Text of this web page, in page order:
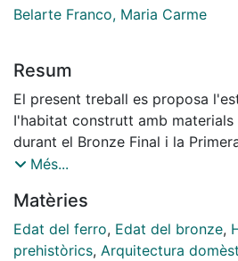
Belarte Franco, Maria Carme
Resum
El present treball es proposa
I'habitat construtt amb materials
durant el Bronze Final i la
centra en l'aninisi dels materials i
casa (planta, dimensions,
definidors d'aquests habitacles
estudiats consisteixen en l'ús
Més...
Matèries
Edat del ferro, Edat del bronze,
prehistòrics, Arquitectura